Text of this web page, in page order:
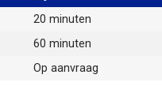
20 minuten
60 minuten
Op aanvraag